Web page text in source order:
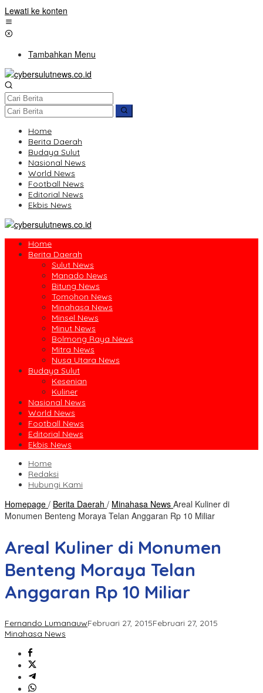
Lewati ke konten
Tambahkan Menu
Home
Berita Daerah
Budaya Sulut
Nasional News
World News
Football News
Editorial News
Ekbis News
Home
Berita Daerah
Sulut News
Manado News
Bitung News
Tomohon News
Minahasa News
Minsel News
Minut News
Bolmong Raya News
Mitra News
Nusa Utara News
Budaya Sulut
Kesenian
Kuliner
Nasional News
World News
Football News
Editorial News
Ekbis News
Home
Redaksi
Hubungi Kami
Homepage / Berita Daerah / Minahasa News Areal Kuliner di
Monumen Benteng Moraya Telan Anggaran Rp 10 Miliar
Areal Kuliner di Monumen
Benteng Moraya Telan
Anggaran Rp 10 Miliar
Fernando LumanauwFebruari 27, 2015Februari 27, 2015
Minahasa News